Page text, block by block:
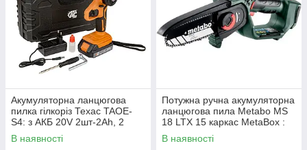
Акумуляторна ланцюгова
пилка гілкоріз Техас TAOE-
S4: з АКБ 20V 2шт-2Ah, 2
шини і ланцюги по
100/150мм
В наявності
Потужна ручна акумуляторна
ланцюгова пила Metabo MS
18 LTX 15 каркас MetaBox :
без АКБ, шина 15 см
В наявності